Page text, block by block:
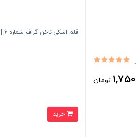
تومان
قلم اشکی ناخن گراف شماره 6 | GERAF
خرید